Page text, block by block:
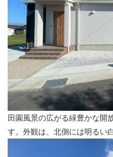
田園風景の広がる緑豊かな開
す。外観は、北側には明るい